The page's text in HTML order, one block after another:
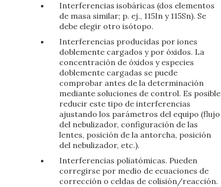
Interferencias isobáricas (dos elementos
de masa similar; p. ej., 115In y 115Sn). Se
debe elegir otro isótopo.
Interferencias producidas por iones
doblemente cargados y por óxidos. La
concentración de óxidos y especies
doblemente cargadas se puede
comprobar antes de la determinación
mediante soluciones de control. Es posible
reducir este tipo de interferencias
ajustando los parámetros del equipo (flujo
del nebulizador, configuración de las
lentes, posición de la antorcha, posición
del nebulizador, etc.).
Interferencias poliatómicas. Pueden
corregirse por medio de ecuaciones de
corrección o celdas de colisión/reacción.